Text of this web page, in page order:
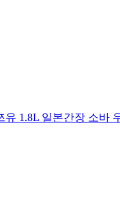
유 1.8L 일본간장 소바